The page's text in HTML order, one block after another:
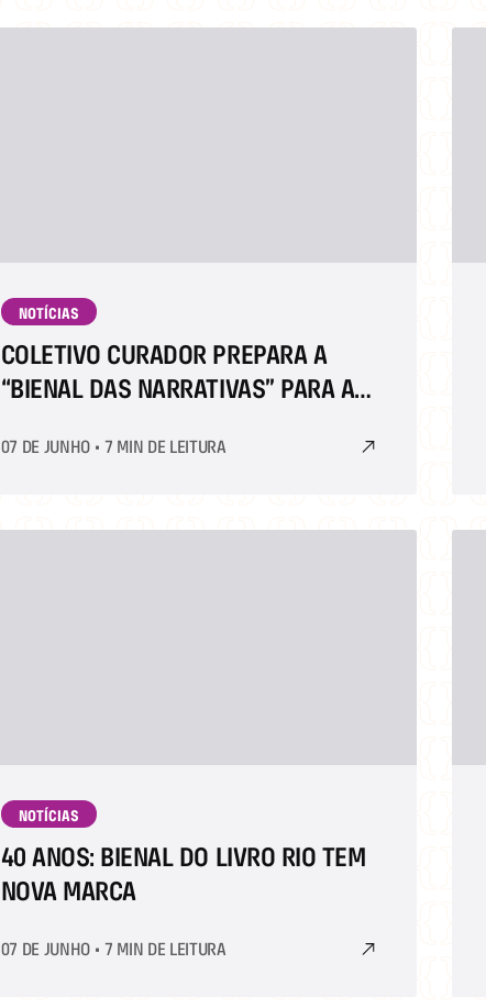
NOTÍCIAS
COLETIVO CURADOR PREPARA A
“BIENAL DAS NARRATIVAS” PARA A
ANOS DA BIENAL
07 DE JUNHO • 7 MIN DE LEITURA
NOTÍCIAS
40 ANOS: BIENAL DO LIVRO RIO TEM
NOVA MARCA
07 DE JUNHO • 7 MIN DE LEITURA